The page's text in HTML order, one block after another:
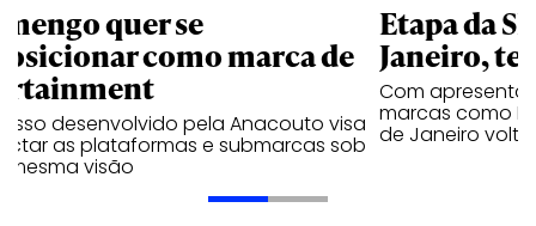
quer se
como marca de
desenvolvido pela Anacouto visa
as plataformas e submarcas sob
mesma visão
Etapa da
Janeiro,
Com
marcas como
de Janeiro